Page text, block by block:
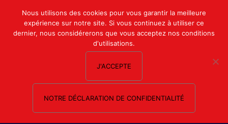
Mon compte
Nous contacter
Nous utilisons des cookies pour vous garantir la meilleure
expérience sur notre site. Si vous continuez à utiliser ce
dernier, nous considérerons que vous acceptez nos conditions
d'utilisations.
J'ACCEPTE
NOTRE DÉCLARATION DE CONFIDENTIALITÉ